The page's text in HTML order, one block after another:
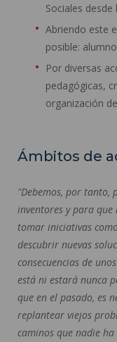
Sociales desde
Abriendo este
posible:
Por diversas
pedagógicas,
organización
Ámbitos de
"Debemos, por tanto,
inventores y para
tomar iniciativas
descubrir nuevas
consecuencias de
está ni estará nunca
que en el pasado, es
replantear viejos
caminos que nadie